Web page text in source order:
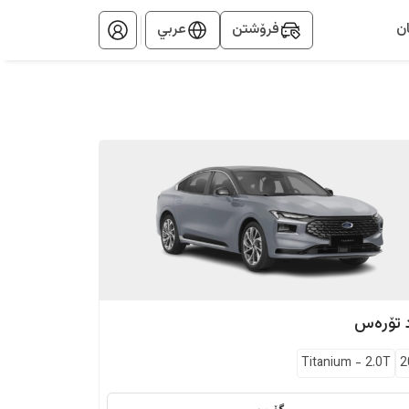
فرۆشتن عربي
تۆرەس
Titanium - 2.0T